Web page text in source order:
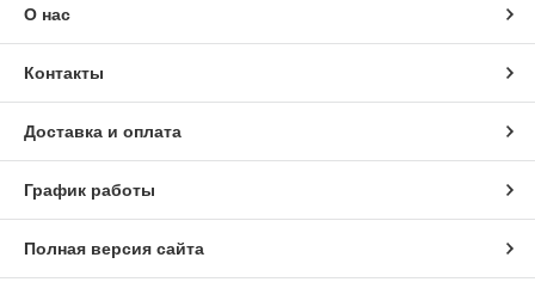
О нас
Контакты
Доставка и оплата
График работы
Полная версия сайта